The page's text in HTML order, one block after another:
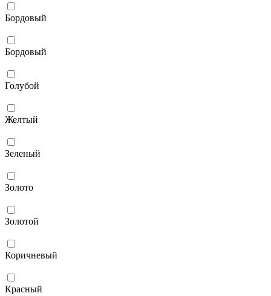
Бордовый
Бордовый
Голубой
Желтый
Зеленый
Золото
Золотой
Коричневый
Красный